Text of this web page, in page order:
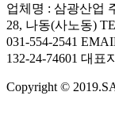
업체명 : 삼광산업
28, 나동(사노동)
031-554-2541
132-24-74601 대표
Copyright ©